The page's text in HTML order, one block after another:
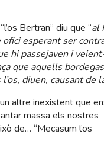
Bertran” diu que “al
ofici esperant ser
hi passejaven i
que aquells
l’os, diuen, causant
altre inexistent que
massa els nostres
de… “Mecasum l’os